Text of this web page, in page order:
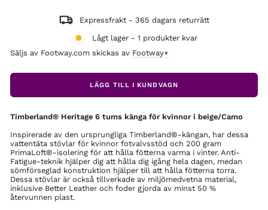
Expressfrakt - 365 dagars returrätt
Lågt lager - 1 produkter kvar
Säljs av Footway.com skickas av Footway+
LÄGG TILL I KUNDVAGN
Timberland® Heritage 6 tums känga för kvinnor i beige/Camo
Inspirerade av den ursprungliga Timberland®-kängan, har dessa
vattentäta stövlar för kvinnor fotvalvsstöd och 200 gram
PrimaLoft®-isolering för att hålla fötterna varma i vinter. Anti-
Fatigue-teknik hjälper dig att hålla dig igång hela dagen, medan
sömförseglad konstruktion hjälper till att hålla fötterna torra.
Dessa stövlar är också tillverkade av miljömedvetna material,
inklusive Better Leather och foder gjorda av minst 50 %
återvunnen plast.